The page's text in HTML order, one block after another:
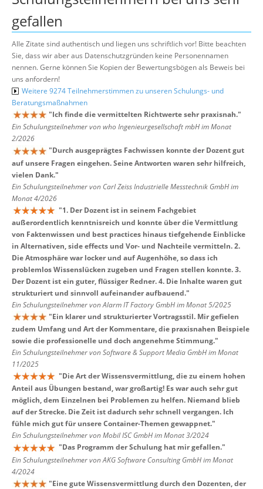
gefallen
Alle Zitate sind authentisch und liegen uns schriftlich vor! Bitte beachten
Sie, dass wir aber aus Datenschutzgründen keine Personennamen
nennen. Gerne können Sie Kopien der Bewertungsbögen als Beweis bei
uns anfordern!
Weitere 9274 Teilnehmerstimmen zu unseren Schulungs- und
Beratungsmaßnahmen
"Ich finde die vermittelten Richtwerte sehr praxisnah."
Ein Schulungsteilnehmer von who Ingenieurgesellschaft mbH im Monat
2/2026
"Durch ausgeprägtes Fachwissen konnte der Dozent gut
auf unsere Fragen eingehen. Seine Antworten waren sehr hilfreich,
vielen Dank."
Ein Schulungsteilnehmer von Carl Zeiss Industrielle Messtechnik GmbH im
Monat 4/2026
"1. Der Dozent ist in seinem Fachgebiet
außerordentlich kenntnisreich und konnte über die Vermittlung
von Faktenwissen und best practices hinaus tiefgehende Einblicke
in Alternativen, side effects und Vor- und Nachteile vermitteln. 2.
Die Atmosphäre war locker und auf Augenhöhe, so dass ich
problemlos Wissenslücken zugeben und Fragen stellen konnte. 3.
Der Dozent ist ein guter, flüssiger Redner. 4. Die Inhalte waren gut
strukturiert und sinnvoll aufeinander aufbauend."
Ein Schulungsteilnehmer von Alarm IT Factory GmbH im Monat 5/2025
"Ein klarer und strukturierter Vortragsstil. Mir gefielen
zudem Umfang und Art der Kommentare, die praxisnahen Beispiele
sowie die professionelle und doch angenehme Stimmung."
Ein Schulungsteilnehmer von Software & Support Media GmbH im Monat
11/2025
"Die Art der Wissensvermittlung, die zu einem hohen
Anteil aus Übungen bestand, war großartig! Es war auch sehr gut
möglich, dem Einzelnen bei Problemen zu helfen. Niemand blieb
auf der Strecke. Die Zeit ist dadurch sehr schnell vergangen. Ich
fühle mich gut für unsere Container-Themen gewappnet."
Ein Schulungsteilnehmer von Mobil ISC GmbH im Monat 3/2024
"Das Programm der Schulung hat mir gefallen."
Ein Schulungsteilnehmer von AKG Software Consulting GmbH im Monat
4/2024
"Eine gute Wissensvermittlung durch den Dozenten, der